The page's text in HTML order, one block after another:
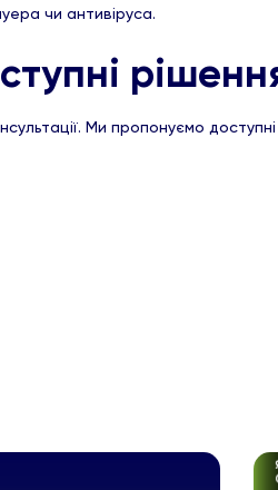
чи антивіруса.
Ми пропонуємо